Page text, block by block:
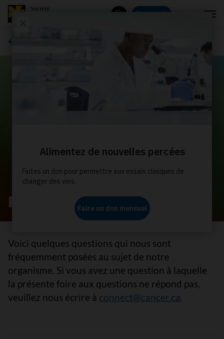
Donnez
Foire aux questions
Voici quelques questions qui nous sont
fréquemment posées au sujet de notre
organisme. Si vous avez une question à laquelle
la présente foire aux questions ne répond pas,
veuillez nous écrire à connect@cancer.ca.